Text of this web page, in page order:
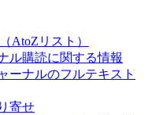
AtoZリスト）
ル購読に関する情報
ーナルのフルテキスト
寄せ